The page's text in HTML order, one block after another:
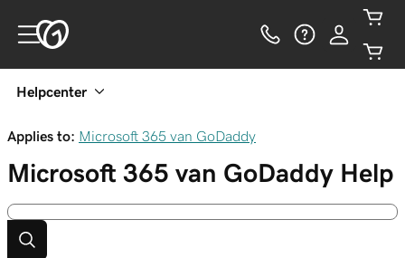
Helpcenter
Applies to: Microsoft 365 van GoDaddy
Microsoft 365 van GoDaddy Help